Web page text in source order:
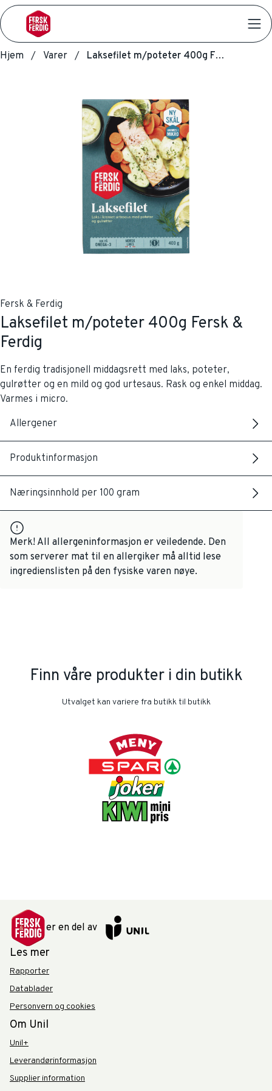
Hjem Varer Laksefilet m/poteter 400g Fersk & Ferdig
Fersk & Ferdig
Laksefilet m/poteter 400g Fersk &
Ferdig
En ferdig tradisjonell middagsrett med laks, poteter,
gulrøtter og en mild og god urtesaus. Rask og enkel middag.
Varmes i micro.
Allergener
Produktinformasjon
Næringsinnhold per 100 gram
Merk! All allergeninformasjon er veiledende. Den
som serverer mat til en allergiker må alltid lese
ingredienslisten på den fysiske varen nøye.
Finn våre produkter i din butikk
Utvalget kan variere fra butikk til butikk
er en del av
Les mer
Rapporter
Datablader
Personvern og cookies
Om Unil
Unil+
Leverandørinformasjon
Supplier information